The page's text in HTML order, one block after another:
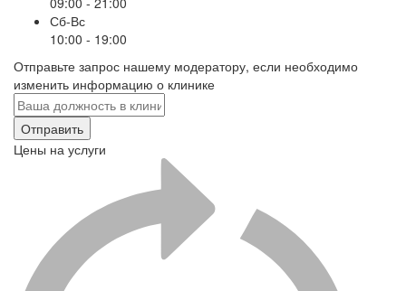
Сб-Вс
10:00 - 19:00
Отправьте запрос нашему модератору, если необходимо
изменить информацию о клинике
Отправить
Цены на услуги